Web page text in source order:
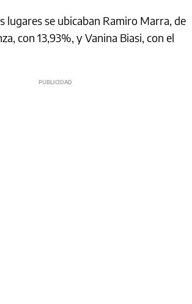
lugares se ubicaban Ramiro Marra, de
con 13,93%, y Vanina Biasi, con el